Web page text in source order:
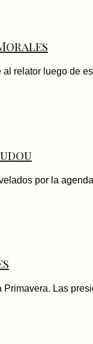
relator luego de
por la
Las